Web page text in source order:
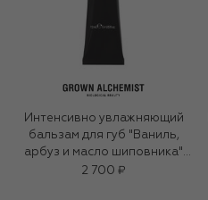
Интенсивно увлажняющий
бальзам для губ "Ваниль,
арбуз и масло шиповника"
(12ml)
2 700 ₽